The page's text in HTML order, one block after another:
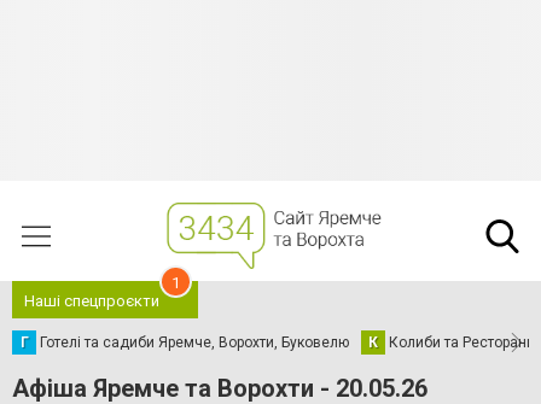
Наші спецпроєкти
1
Г Готелі та садиби Яремче, Ворохти, Буковелю К Колиби та Ресторани
Афіша Яремче та Ворохти - 20.05.26